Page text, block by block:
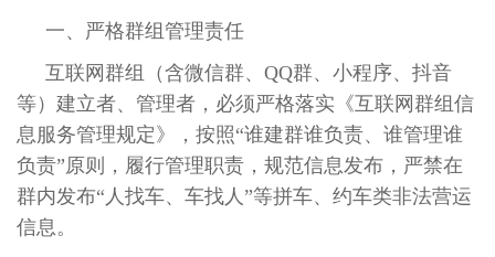
一、严格群组管理责任
互联网群组（含微信群、QQ群、小程序、抖音
等）建立者、管理者，必须严格落实《互联网群组信
息服务管理规定》，按照“谁建群谁负责、谁管理谁
负责”原则，履行管理职责，规范信息发布，严禁在
群内发布“人找车、车找人”等拼车、约车类非法营运
信息。